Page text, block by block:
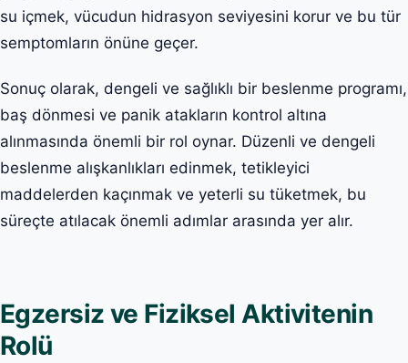
su içmek, vücudun hidrasyon seviyesini korur ve bu tür
semptomların önüne geçer.
Sonuç olarak, dengeli ve sağlıklı bir beslenme programı,
baş dönmesi ve panik atakların kontrol altına
alınmasında önemli bir rol oynar. Düzenli ve dengeli
beslenme alışkanlıkları edinmek, tetikleyici
maddelerden kaçınmak ve yeterli su tüketmek, bu
süreçte atılacak önemli adımlar arasında yer alır.
Egzersiz ve Fiziksel Aktivitenin
Rolü